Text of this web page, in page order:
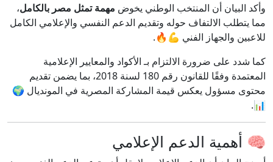
وأكد البيان أن المنتخب الوطني يخوض مهمة تمثل مصر بالكامل،
مما يتطلب الالتفاف حوله وتقديم الدعم النفسي والإعلامي الكامل
للاعبين والجهاز الفني 💪🔥.
كما شدد على ضرورة الالتزام بـ الأكواد والمعايير الإعلامية
المعتمدة وفقًا للقانون رقم 180 لسنة 2018، بما يضمن تقديم
محتوى مسؤول يعكس قيمة المشاركة المصرية في المونديال 🌍
📊.
🧠 أهمية الدعم الإعلامي